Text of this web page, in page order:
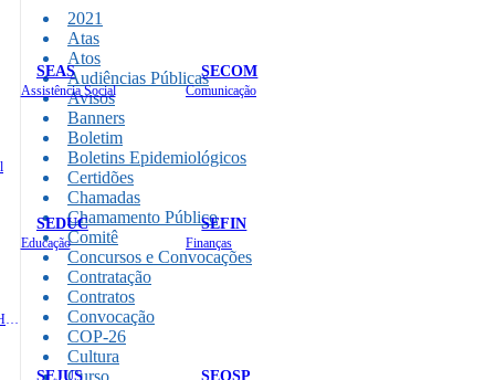
SEAS
Assistência Social
SECOM
Comunicação
SEDUC
Educação
SEFIN
Finanças
SEJUS SEOSP
2021
Atas
Atos
Audiências Públicas
Avisos
Banners
Boletim
Boletins Epidemiológicos
Certidões
Chamadas
Chamamento Público
Comitê
Concursos e Convocações
Contratação
Contratos
Convocação
COP-26
Cultura
Curso